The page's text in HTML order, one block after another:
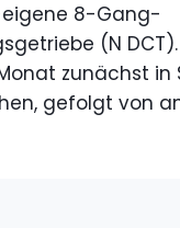
8-Gang-
(N
zunächst in
gefolgt von